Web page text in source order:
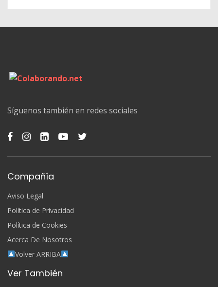
Síguenos también en redes sociales
Compañía
Aviso Legal
Política de Privacidad
Política de Cookies
Acerca De Nosotros
Volver ARRIBA
Ver También